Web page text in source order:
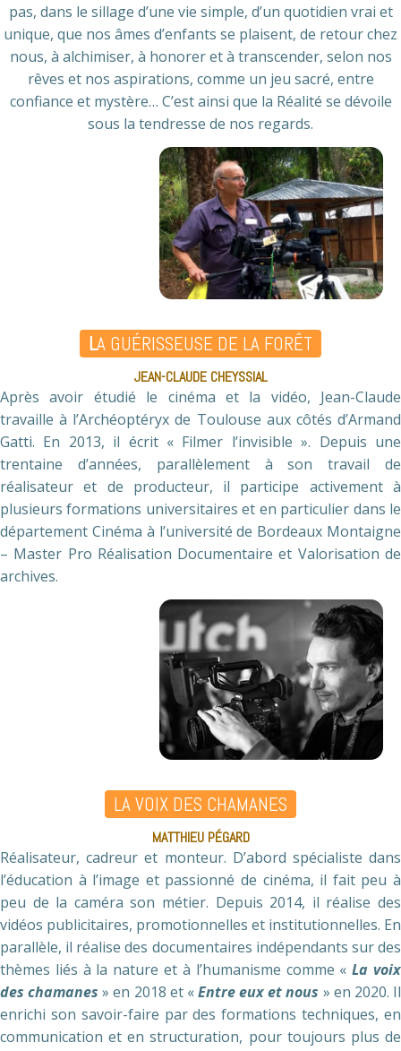
pas, dans le sillage d’une vie simple, d’un quotidien vrai et
unique, que nos âmes d’enfants se plaisent, de retour chez
nous, à alchimiser, à honorer et à transcender, selon nos
rêves et nos aspirations, comme un jeu sacré, entre
confiance et mystère… C’est ainsi que la Réalité se dévoile
sous la tendresse de nos regards.
LA GUÉRISSEUSE DE LA FORÊT
JEAN-CLAUDE CHEYSSIAL
Après avoir étudié le cinéma et la vidéo, Jean-Claude
travaille à l’Archéoptéryx de Toulouse aux côtés d’Armand
Gatti. En 2013, il écrit « Filmer l’invisible ». Depuis une
trentaine d’années, parallèlement à son travail de
réalisateur et de producteur, il participe activement à
plusieurs formations universitaires et en particulier dans le
département Cinéma à l’université de Bordeaux Montaigne
– Master Pro Réalisation Documentaire et Valorisation de
archives.
LA VOIX DES CHAMANES
MATTHIEU PÉGARD
Réalisateur, cadreur et monteur. D’abord spécialiste dans
l’éducation à l’image et passionné de cinéma, il fait peu à
peu de la caméra son métier. Depuis 2014, il réalise des
vidéos publicitaires, promotionnelles et institutionnelles. En
parallèle, il réalise des documentaires indépendants sur des
thèmes liés à la nature et à l’humanisme comme «La voix
des chamanes » en 2018 et «Entre eux et nous » en 2020. Il
enrichi son savoir-faire par des formations techniques, en
communication et en structuration, pour toujours plus de